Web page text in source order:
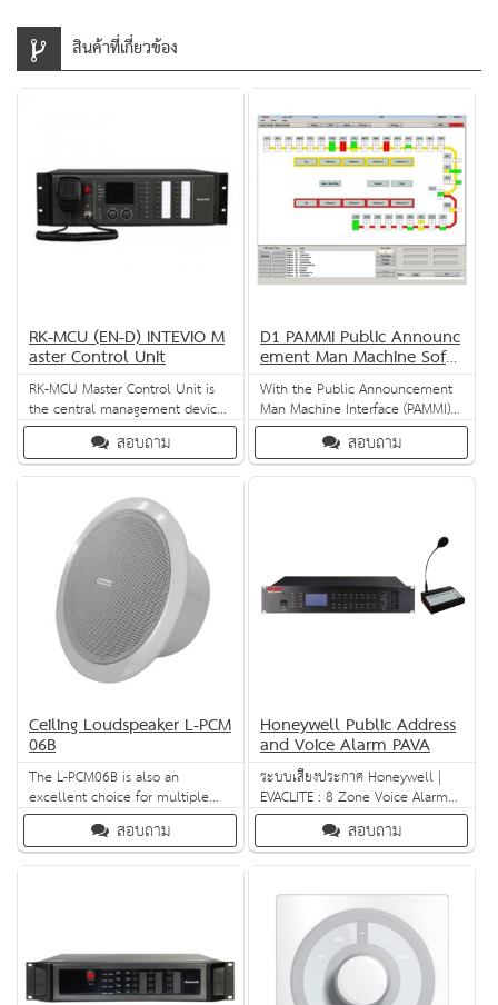
สินค้าที่เกี่ยวข้อง
RK-MCU (EN-D) INTEVIO M
aster Control Unit
RK-MCU Master Control Unit is
the central management device
of the INTEVIO PA / VA system,
which is used to manage and
monitor all devices and perform
สอบถาม
D1 PAMMI Public Announc
ement Man Machine Soft
ware
With the Public Announcement
Man Machine Interface (PAMMI)
software’s Graphical User
Interface, the Variodyn D1 Voice
Alarm System can be seamlessly
background pictures, logos and
zone configurations. When
combined with
สอบถาม
Ceiling Loudspeaker L-PCM
06B
The L-PCM06B is also an
excellent choice for multiple
applications. It features a cone
design, metal grille appearance
plus a metal dome for great
สอบถาม
Honeywell Public Address
and Voice Alarm PAVA
ระบบเสียงประกาศ Honeywell |
EVACLITE : 8 Zone Voice Alarm
controller with built-in USB,
MP3, AM/FM player and 8 zone
paging station | INTEVIO Public
สอบถาม